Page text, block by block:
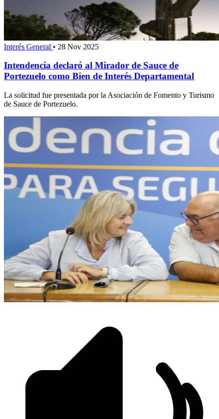
Interés General • 28 Nov 2025
Intendencia declaró al Mirador de Sauce de
Portezuelo como Bien de Interés Departamental
La solicitud fue presentada por la Asociación de Fomento y Turismo
de Sauce de Portezuelo.